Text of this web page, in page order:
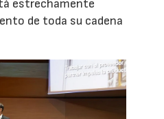
estrechamente
de toda su cadena